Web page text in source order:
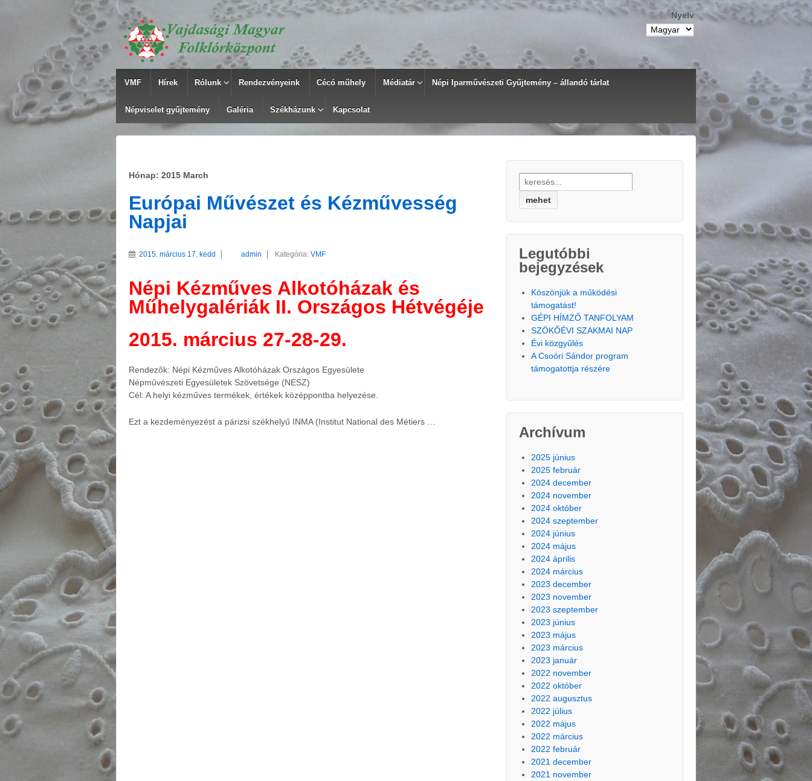
Nyelv
VMF Hírek Rólunk Rendezvényeink Cécó műhely Médiatár Népi Iparművészeti Gyűjtemény – állandó tárlat
Népviselet gyűjtemény Galéria Székházunk Kapcsolat
Hónap: 2015 March
Európai Művészet és Kézművesség
Napjai
2015. március 17. kedd admin Kategória: VMF
Népi Kézműves Alkotóházak és
Műhelygalériák II. Országos Hétvégéje
2015. március 27-28-29.
Rendezők: Népi Kézműves Alkotóházak Országos Egyesülete
Népművészeti Egyesületek Szövetsége (NESZ)
Cél: A helyi kézműves termékek, értékek középpontba helyezése.
Ezt a kezdeményezést a párizsi székhelyű INMA (Institut National des Métiers …
Search for:
Legutóbbi
bejegyzések
Köszönjük a működési
támogatást!
GÉPI HÍMZŐ TANFOLYAM
SZÖKŐÉVI SZAKMAI NAP
Évi közgyűlés
A Csoóri Sándor program
támogatottja részére
Archívum
2025 június
2025 február
2024 december
2024 november
2024 október
2024 szeptember
2024 június
2024 május
2024 április
2024 március
2023 december
2023 november
2023 szeptember
2023 június
2023 május
2023 március
2023 január
2022 november
2022 október
2022 augusztus
2022 július
2022 május
2022 március
2022 február
2021 december
2021 november